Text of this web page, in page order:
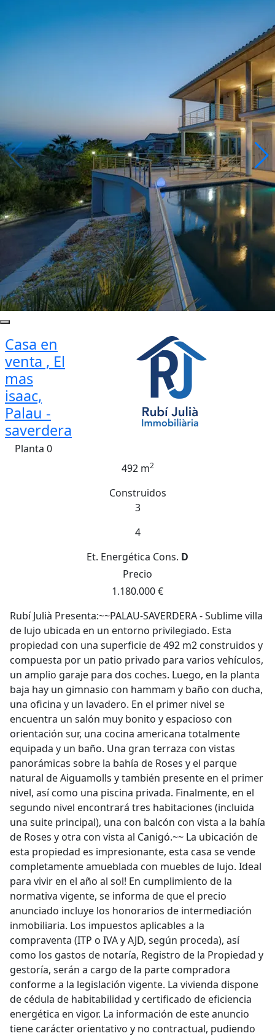
Casa en
venta , El
mas
isaac,
Palau -
saverdera
Planta 0
492 m2
Construidos
3
4
Et. Energética Cons. D
Precio
1.180.000 €
Rubí Julià Presenta:~~PALAU-SAVERDERA - Sublime villa
de lujo ubicada en un entorno privilegiado. Esta
propiedad con una superficie de 492 m2 construidos y
compuesta por un patio privado para varios vehículos,
un amplio garaje para dos coches. Luego, en la planta
baja hay un gimnasio con hammam y baño con ducha,
una oficina y un lavadero. En el primer nivel se
encuentra un salón muy bonito y espacioso con
orientación sur, una cocina americana totalmente
equipada y un baño. Una gran terraza con vistas
panorámicas sobre la bahía de Roses y el parque
natural de Aiguamolls y también presente en el primer
nivel, así como una piscina privada. Finalmente, en el
segundo nivel encontrará tres habitaciones (incluida
una suite principal), una con balcón con vista a la bahía
de Roses y otra con vista al Canigó.~~ La ubicación de
esta propiedad es impresionante, esta casa se vende
completamente amueblada con muebles de lujo. Ideal
para vivir en el año al sol! En cumplimiento de la
normativa vigente, se informa de que el precio
anunciado incluye los honorarios de intermediación
inmobiliaria. Los impuestos aplicables a la
compraventa (ITP o IVA y AJD, según proceda), así
como los gastos de notaría, Registro de la Propiedad y
gestoría, serán a cargo de la parte compradora
conforme a la legislación vigente. La vivienda dispone
de cédula de habitabilidad y certificado de eficiencia
energética en vigor. La información de este anuncio
tiene carácter orientativo y no contractual, pudiendo